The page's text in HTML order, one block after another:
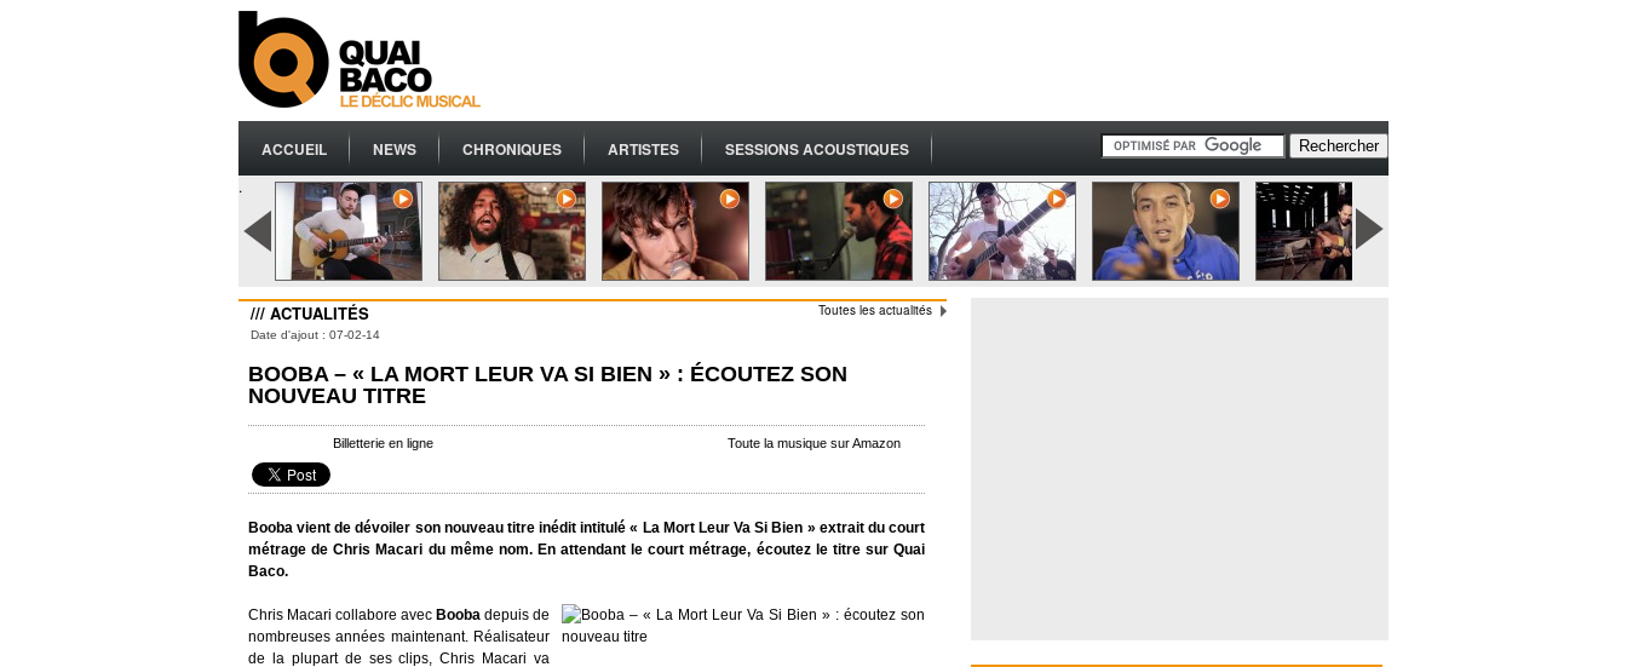
ACCUEIL NEWS CHRONIQUES ARTISTES SESSIONS ACOUSTIQUES
.
/// ACTUALITÉS Toutes les actualités
Date d'ajout : 07-02-14
BOOBA – « LA MORT LEUR VA SI BIEN » : ÉCOUTEZ SON
NOUVEAU TITRE
Billetterie en ligne Toute la musique sur Amazon
Booba vient de dévoiler son nouveau titre inédit intitulé « La Mort Leur Va Si Bien » extrait du court
métrage de Chris Macari du même nom. En attendant le court métrage, écoutez le titre sur Quai
Baco.
Chris Macari collabore avec Booba depuis de
nombreuses années maintenant. Réalisateur
de la plupart de ses clips, Chris Macari va